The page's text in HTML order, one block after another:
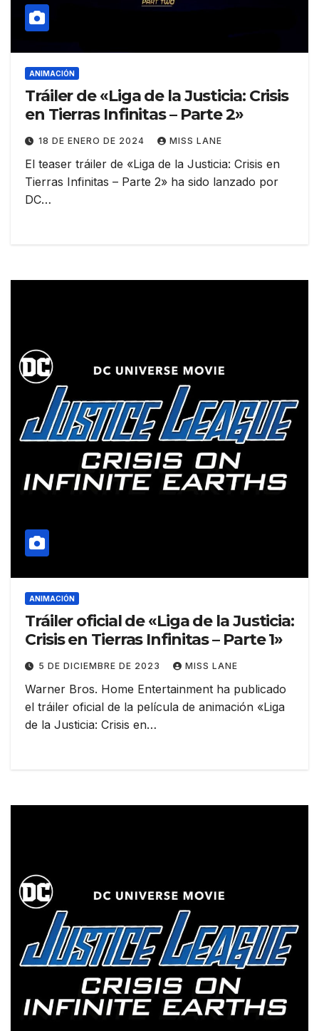
ANIMACIÓN
Tráiler de «Liga de la Justicia: Crisis
en Tierras Infinitas – Parte 2»
18 DE ENERO DE 2024 MISS LANE
El teaser tráiler de «Liga de la Justicia: Crisis en
Tierras Infinitas – Parte 2» ha sido lanzado por
DC…
ANIMACIÓN
Tráiler oficial de «Liga de la Justicia:
Crisis en Tierras Infinitas – Parte 1»
5 DE DICIEMBRE DE 2023 MISS LANE
Warner Bros. Home Entertainment ha publicado
el tráiler oficial de la película de animación «Liga
de la Justicia: Crisis en…